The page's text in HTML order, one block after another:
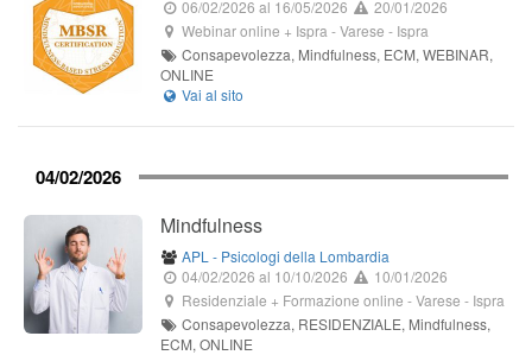
06/02/2026 al 16/05/2026
20/01/2026
Webinar online + Ispra - Varese - Ispra
Consapevolezza, Mindfulness, ECM, WEBINAR,
ONLINE
04/02/2026
Mindfulness
APL - Psicologi della Lombardia
04/02/2026 al 10/10/2026
10/01/2026
Residenziale + Formazione online - Varese - Ispra
Consapevolezza, RESIDENZIALE, Mindfulness,
ECM, ONLINE